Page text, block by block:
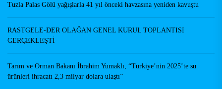
Tuzla Palas Gölü yağışlarla 41 yıl önceki havzasına yeniden kavuştu
RASTGELE-DER OLAĞAN GENEL KURUL TOPLANTISI
GERÇEKLEŞTİ
Tarım ve Orman Bakanı İbrahim Yumaklı, “Türkiye’nin 2025’te su
ürünleri ihracatı 2,3 milyar dolara ulaştı”